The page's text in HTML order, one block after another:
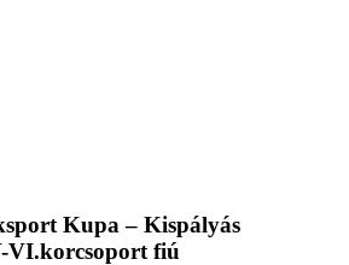
Kupa – Kispályás
VI.korcsoport fiú